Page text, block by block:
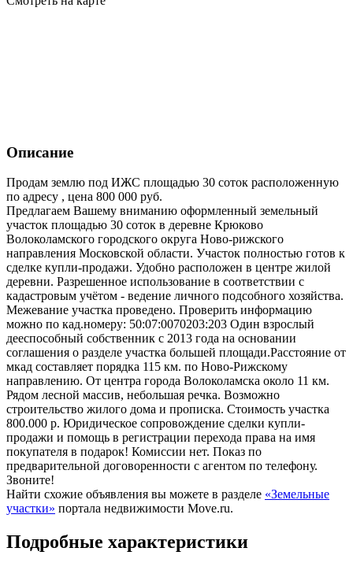
Описание
Продам землю под ИЖС площадью 30 соток расположенную
по адресу , цена 800 000 руб.
Предлагаем Вашему вниманию оформленный земельный
участок площадью 30 соток в деревне Крюково
Волоколамского городского округа Ново-рижского
направления Московской области. Участок полностью готов к
сделке купли-продажи. Удобно расположен в центре жилой
деревни. Разрешенное использование в соответствии с
кадастровым учётом - ведение личного подсобного хозяйства.
Межевание участка проведено. Проверить информацию
можно по кад.номеру: 50:07:0070203:203 Один взрослый
дееспособный собственник с 2013 года на основании
соглашения о разделе участка большей площади.Расстояние от
мкад составляет порядка 115 км. по Ново-Рижскому
направлению. От центра города Волоколамска около 11 км.
Рядом лесной массив, небольшая речка. Возможно
строительство жилого дома и прописка. Стоимость участка
800.000 р. Юридическое сопровождение сделки купли-
продажи и помощь в регистрации перехода права на имя
покупателя в подарок! Комиссии нет. Показ по
предварительной договоренности с агентом по телефону.
Звоните!
Найти схожие объявления вы можете в разделе «Земельные
участки» портала недвижимости Move.ru.
Подробные характеристики